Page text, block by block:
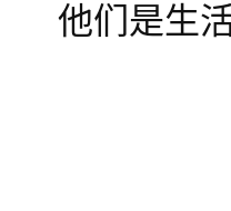
他们是生